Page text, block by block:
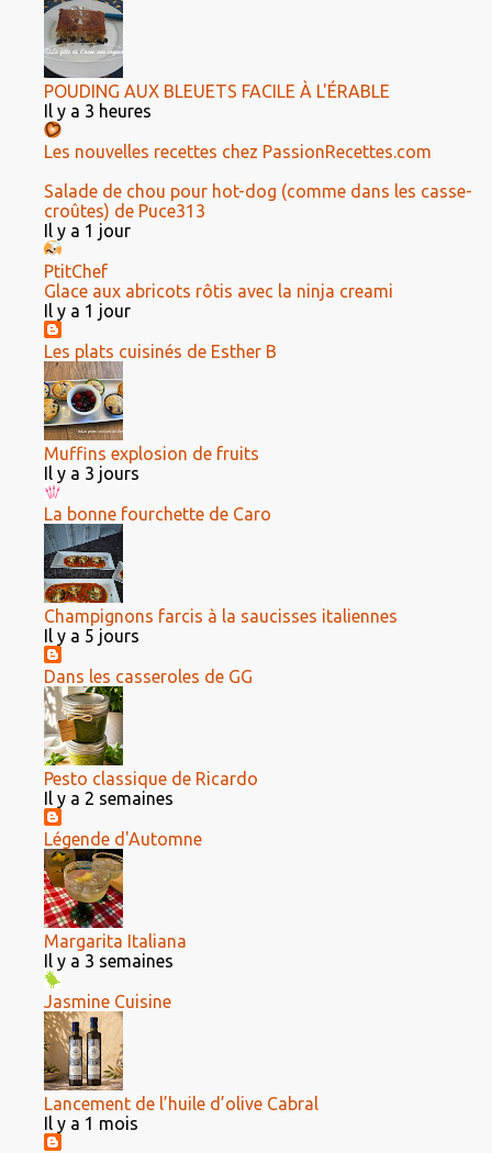
POUDING AUX BLEUETS FACILE À L'ÉRABLE
Il y a 3 heures
Les nouvelles recettes chez PassionRecettes.com
Salade de chou pour hot-dog (comme dans les casse-
croûtes) de Puce313
Il y a 1 jour
PtitChef
Glace aux abricots rôtis avec la ninja creami
Il y a 1 jour
Les plats cuisinés de Esther B
Muffins explosion de fruits
Il y a 3 jours
La bonne fourchette de Caro
Champignons farcis à la saucisses italiennes
Il y a 5 jours
Dans les casseroles de GG
Pesto classique de Ricardo
Il y a 2 semaines
Légende d'Automne
Margarita Italiana
Il y a 3 semaines
Jasmine Cuisine
Lancement de l’huile d’olive Cabral
Il y a 1 mois